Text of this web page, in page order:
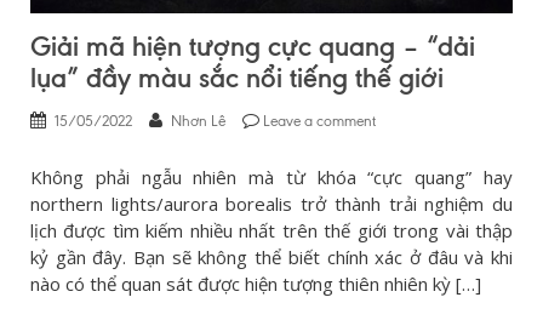
Giải mã hiện tượng cực quang – “dải
lụa” đầy màu sắc nổi tiếng thế giới
15/05/2022 Nhơn Lê Leave a comment
Không phải ngẫu nhiên mà từ khóa “cực quang” hay
northern lights/aurora borealis trở thành trải nghiệm du
lịch được tìm kiếm nhiều nhất trên thế giới trong vài thập
kỷ gần đây. Bạn sẽ không thể biết chính xác ở đâu và khi
nào có thể quan sát được hiện tượng thiên nhiên kỳ […]